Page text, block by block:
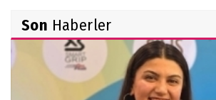
Ocak 2021 Aylık Burç Yorumu
Şükrü Boz
Son Haberler